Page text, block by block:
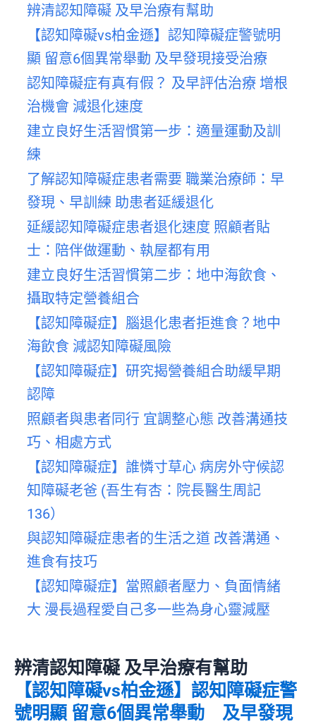
辨清認知障礙 及早治療有幫助
【認知障礙vs柏金遜】認知障礙症警號明
顯 留意6個異常舉動 及早發現接受治療
認知障礙症有真有假？ 及早評估治療 增根
治機會 減退化速度
建立良好生活習慣第一步：適量運動及訓
練
了解認知障礙症患者需要 職業治療師：早
發現、早訓練 助患者延緩退化
延緩認知障礙症患者退化速度 照顧者貼
士：陪伴做運動、執屋都有用
建立良好生活習慣第二步：地中海飲食、
攝取特定營養組合
【認知障礙症】腦退化患者拒進食？地中
海飲食 減認知障礙風險
【認知障礙症】研究揭營養組合助緩早期
認障
照顧者與患者同行 宜調整心態 改善溝通技
巧、相處方式
【認知障礙症】誰憐寸草心 病房外守候認
知障礙老爸 (吾生有杏：院長醫生周記
136）
與認知障礙症患者的生活之道 改善溝通、
進食有技巧
【認知障礙症】當照顧者壓力、負面情緒
大 漫長過程愛自己多一些為身心靈減壓
辨清認知障礙 及早治療有幫助
【認知障礙vs柏金遜】認知障礙症警
號明顯 留意6個異常舉動 及早發現